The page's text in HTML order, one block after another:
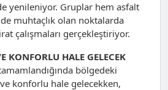
yenileniyor. Gruplar hem asfalt
muhtaçlık olan noktalarda
çalışmaları gerçekleştiriyor.
KONFORLU HALE GELECEK
bölgedeki
konforlu hale gelecekken,